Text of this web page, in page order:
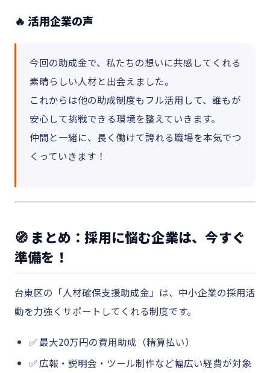
🔥 活用企業の声
今回の助成金で、私たちの想いに共感してくれる
素晴らしい人材と出会えました。
これからは他の助成制度もフル活用して、誰もが
安心して挑戦できる環境を整えていきます。
仲間と一緒に、長く働けて誇れる職場を本気でつ
くっていきます！
🧭 まとめ：採用に悩む企業は、今すぐ
準備を！
台東区の「人材確保支援助成金」は、中小企業の採用活
動を力強くサポートしてくれる制度です。
✅ 最大20万円の費用助成（精算払い）
✅ 広報・説明会・ツール制作など幅広い経費が対象